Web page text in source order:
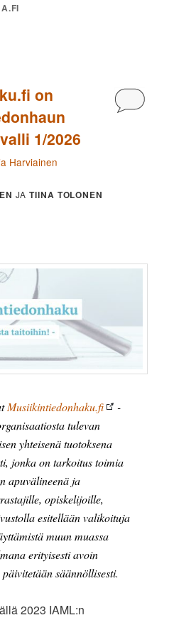
on
1/2026
Harviainen
JATIINA TOLONEN
Musiikintiedonhaku.fi
-
tulevan
yhteisenä tuotoksena
jonka on tarkoitus toimia
apuvälineenä ja
opiskelijoille,
esitellään valikoituja
muun muassa
erityisesti avoin
säännöllisesti.
2023 IAML:n